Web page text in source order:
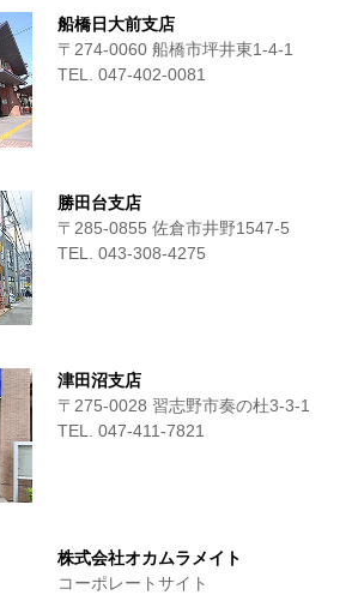
船橋日大前支店
〒274-0060 船橋市坪井東1-4-1
TEL. 047-402-0081
勝田台支店
〒285-0855 佐倉市井野1547-5
TEL. 043-308-4275
津田沼支店
〒275-0028 習志野市奏の杜3-3-1
TEL. 047-411‐7821
株式会社オカムラメイト
コーポレートサイト